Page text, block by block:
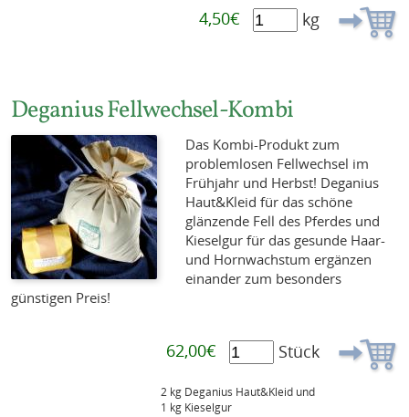
4,50€ kg
Deganius Fellwechsel-Kombi
Das Kombi-Produkt zum
problemlosen Fellwechsel im
Frühjahr und Herbst! Deganius
Haut&Kleid für das schöne
glänzende Fell des Pferdes und
Kieselgur für das gesunde Haar-
und Hornwachstum ergänzen
einander zum besonders
günstigen Preis!
62,00€ Stück
2 kg Deganius Haut&Kleid und
1 kg Kieselgur